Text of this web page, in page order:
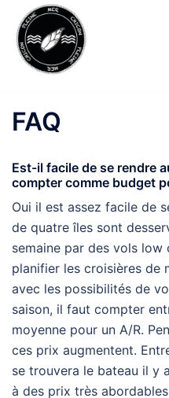
contenu
FAQ
Est-il facile de se rendre
compter comme budget
Oui il est assez facile de
de quatre îles sont
semaine par des vols low
planifier les croisières de
avec les possibilités de
saison, il faut compter
moyenne pour un A/R.
ces prix augmentent.
se trouvera le bateau il y
à des prix très